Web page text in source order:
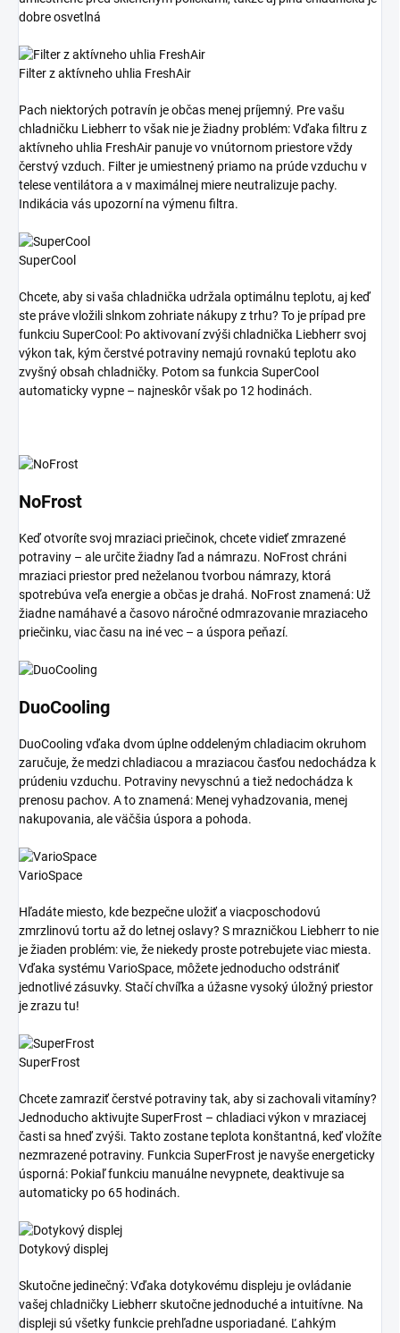
dobre osvetlná
Filter z aktívneho uhlia FreshAir
Pach niektorých potravín je občas menej príjemný. Pre vašu
chladničku Liebherr to však nie je žiadny problém: Vďaka filtru z
aktívneho uhlia FreshAir panuje vo vnútornom priestore vždy
čerstvý vzduch. Filter je umiestnený priamo na prúde vzduchu v
telese ventilátora a v maximálnej miere neutralizuje pachy.
Indikácia vás upozorní na výmenu filtra.
SuperCool
Chcete, aby si vaša chladnička udržala optimálnu teplotu, aj keď
ste práve vložili slnkom zohriate nákupy z trhu? To je prípad pre
funkciu SuperCool: Po aktivovaní zvýši chladnička Liebherr svoj
výkon tak, kým čerstvé potraviny nemajú rovnakú teplotu ako
zvyšný obsah chladničky. Potom sa funkcia SuperCool
automaticky vypne – najneskôr však po 12 hodinách.
NoFrost
Keď otvoríte svoj mraziaci priečinok, chcete vidieť zmrazené
potraviny – ale určite žiadny ľad a námrazu. NoFrost chráni
mraziaci priestor pred neželanou tvorbou námrazy, ktorá
spotrebúva veľa energie a občas je drahá. NoFrost znamená: Už
žiadne namáhavé a časovo náročné odmrazovanie mraziaceho
priečinku, viac času na iné vec – a úspora peňazí.
DuoCooling
DuoCooling vďaka dvom úplne oddeleným chladiacim okruhom
zaručuje, že medzi chladiacou a mraziacou časťou nedochádza k
prúdeniu vzduchu. Potraviny nevyschnú a tiež nedochádza k
prenosu pachov. A to znamená: Menej vyhadzovania, menej
nakupovania, ale väčšia úspora a pohoda.
VarioSpace
Hľadáte miesto, kde bezpečne uložiť a viacposchodovú
zmrzlinovú tortu až do letnej oslavy? S mrazničkou Liebherr to nie
je žiaden problém: vie, že niekedy proste potrebujete viac miesta.
Vďaka systému VarioSpace, môžete jednoducho odstrániť
jednotlivé zásuvky. Stačí chvíľka a úžasne vysoký úložný priestor
je zrazu tu!
SuperFrost
Chcete zamraziť čerstvé potraviny tak, aby si zachovali vitamíny?
Jednoducho aktivujte SuperFrost – chladiaci výkon v mraziacej
časti sa hneď zvýši. Takto zostane teplota konštantná, keď vložíte
nezmrazené potraviny. Funkcia SuperFrost je navyše energeticky
úsporná: Pokiaľ funkciu manuálne nevypnete, deaktivuje sa
automaticky po 65 hodinách.
Dotykový displej
Skutočne jedinečný: Vďaka dotykovému displeju je ovládanie
vašej chladničky Liebherr skutočne jednoduché a intuitívne. Na
displeji sú všetky funkcie prehľadne usporiadané. Ľahkým